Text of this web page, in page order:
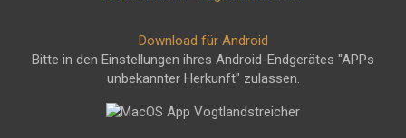
Download für Android
Bitte in den Einstellungen ihres Android-Endgerätes "APPs
unbekannter Herkunft" zulassen.